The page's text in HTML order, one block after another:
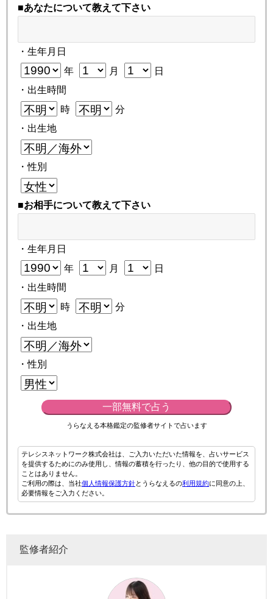
■あなたについて教えて下さい
・生年月日
年 月
日
・出生時間
時
分
・出生地
・性別
■お相手について教えて下さい
・生年月日
年 月
日
・出生時間
時
分
・出生地
・性別
一部無料で占う
うらなえる本格鑑定の監修者サイトで占います
テレシスネットワーク株式会社は、ご入力いただいた情報を、占いサービス
を提供するためにのみ使用し、情報の蓄積を行ったり、他の目的で使用する
ことはありません。
ご利用の際は、当社個人情報保護方針とうらなえるの利用規約に同意の上、
必要情報をご入力ください。
監修者紹介